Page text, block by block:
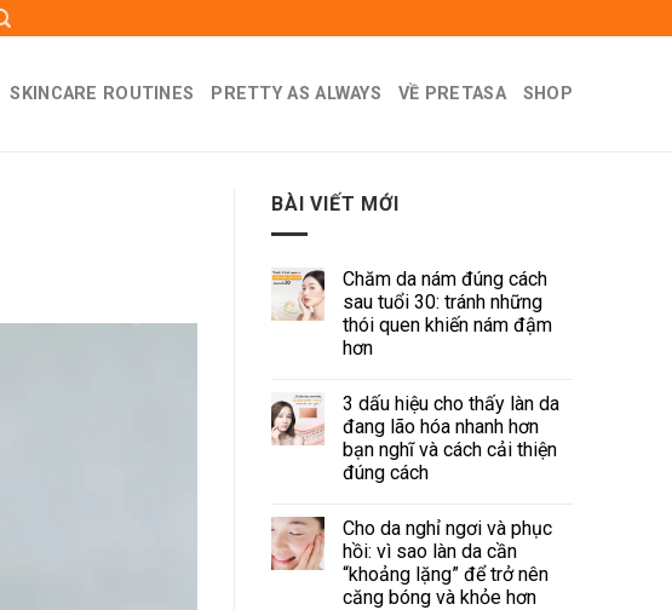
SKINCARE ROUTINES PRETTY AS ALWAYS VỀ PRETASA SHOP
BÀI VIẾT MỚI
Chăm da nám đúng cách
sau tuổi 30: tránh những
thói quen khiến nám đậm
hơn
3 dấu hiệu cho thấy làn da
đang lão hóa nhanh hơn
bạn nghĩ và cách cải thiện
đúng cách
Cho da nghỉ ngơi và phục
hồi: vì sao làn da cần
“khoảng lặng” để trở nên
căng bóng và khỏe hơn